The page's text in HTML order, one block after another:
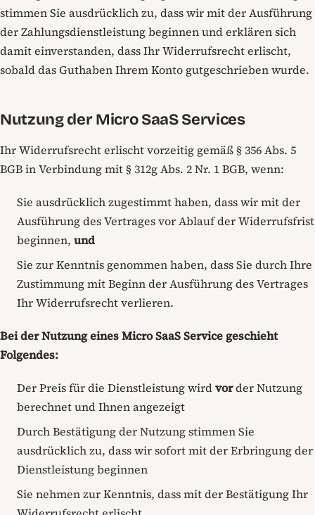
stimmen Sie ausdrücklich zu, dass wir mit der Ausführung
der Zahlungsdienstleistung beginnen und erklären sich
damit einverstanden, dass Ihr Widerrufsrecht erlischt,
sobald das Guthaben Ihrem Konto gutgeschrieben wurde.
Nutzung der Micro SaaS Services
Ihr Widerrufsrecht erlischt vorzeitig gemäß § 356 Abs. 5
BGB in Verbindung mit § 312g Abs. 2 Nr. 1 BGB, wenn:
Sie ausdrücklich zugestimmt haben, dass wir mit der
Ausführung des Vertrages vor Ablauf der Widerrufsfrist
beginnen, und
Sie zur Kenntnis genommen haben, dass Sie durch Ihre
Zustimmung mit Beginn der Ausführung des Vertrages
Ihr Widerrufsrecht verlieren.
Bei der Nutzung eines Micro SaaS Service geschieht
Folgendes:
Der Preis für die Dienstleistung wirdvorder Nutzung
berechnet und Ihnen angezeigt
Durch Bestätigung der Nutzung stimmen Sie
ausdrücklich zu, dass wir sofort mit der Erbringung der
Dienstleistung beginnen
Sie nehmen zur Kenntnis, dass mit der Bestätigung Ihr